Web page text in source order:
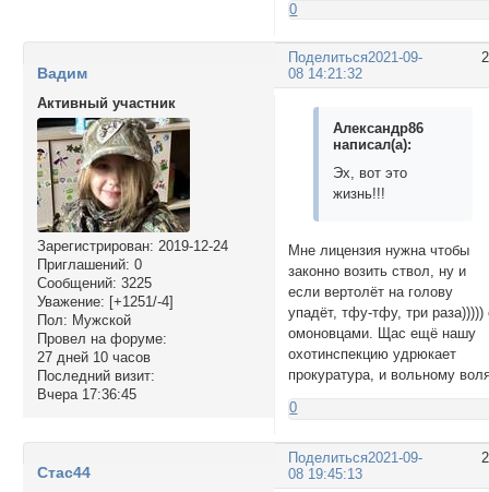
0
Поделиться2021-09-
08 14:21:32
Вадим
Активный участник
Зарегистрирован: 2019-12-24
Приглашений: 0
Сообщений: 3225
Уважение: [+1251/-4]
Пол: Мужской
Провел на форуме:
27 дней 10 часов
Последний визит:
Вчера 17:36:45
Александр86
написал(а):
Эх, вот это
жизнь!!!
Мне лицензия нужна чтобы
законно возить ствол, ну и
если вертолёт на голову
упадёт, тфу-тфу, три раза)))))
омоновцами. Щас ещё нашу
охотинспекцию удрюкает
прокуратура, и вольному
0
Поделиться2021-09-
08 19:45:13
Стас44